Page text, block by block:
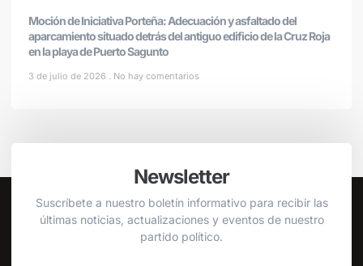
Moción de Iniciativa Porteña: Adecuación y asfaltado del
aparcamiento situado detrás del antiguo edificio de la Cruz Roja
en la playa de Puerto Sagunto
3 de julio de 2026 No hay comentarios
Newsletter
Suscríbete a nuestro boletín informativo para recibir las
últimas noticias, actualizaciones y eventos de nuestro
partido político.